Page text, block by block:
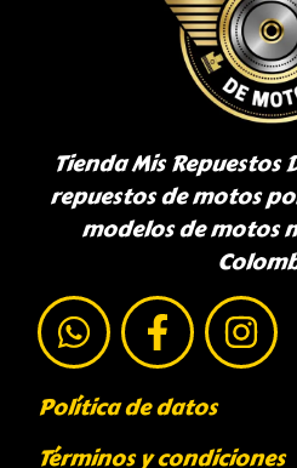
Tienda Mis Repuestos
repuestos de motos
modelos de motos
Política de datos
Términos y condiciones